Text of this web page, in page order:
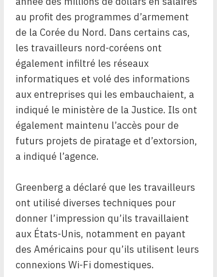
au profit des programmes d’armement
de la Corée du Nord. Dans certains cas,
les travailleurs nord-coréens ont
également infiltré les réseaux
informatiques et volé des informations
aux entreprises qui les embauchaient, a
indiqué le ministère de la Justice. Ils ont
également maintenu l’accès pour de
futurs projets de piratage et d’extorsion,
a indiqué l’agence.
Greenberg a déclaré que les travailleurs
ont utilisé diverses techniques pour
donner l’impression qu’ils travaillaient
aux États-Unis, notamment en payant
des Américains pour qu’ils utilisent leurs
connexions Wi-Fi domestiques.